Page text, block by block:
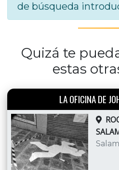
de búsqueda
Quizá te
estas
LA OFICINA DE